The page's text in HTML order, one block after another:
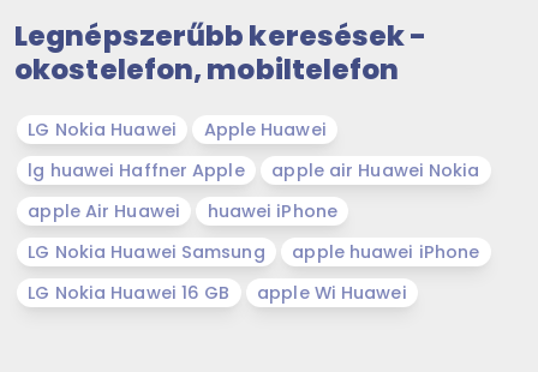
Legnépszerűbb keresések -
okostelefon, mobiltelefon
LG Nokia Huawei
Apple Huawei
lg huawei Haffner Apple
apple air Huawei Nokia
apple Air Huawei
huawei iPhone
LG Nokia Huawei Samsung
apple huawei iPhone
LG Nokia Huawei 16 GB
apple Wi Huawei